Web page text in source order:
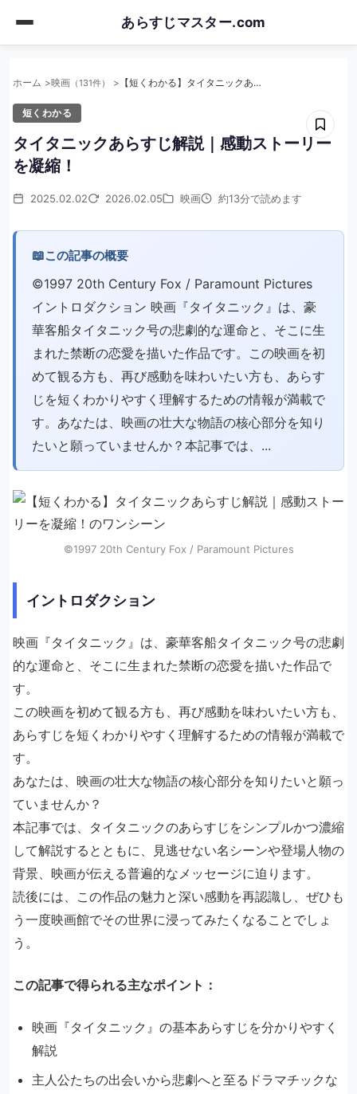
content
あらすじマスター.com
ホーム 映画 （131件） 【短くわかる】タイタニックあらすじ解説｜感動ストーリーを凝縮！
短くわかる
タイタニックあらすじ解説｜感動ストーリー
を凝縮！
2025.02.02 2026.02.05 映画 約13分で読めます
📖この記事の概要
©1997 20th Century Fox / Paramount Pictures
イントロダクション 映画『タイタニック』は、豪
華客船タイタニック号の悲劇的な運命と、そこに生
まれた禁断の恋愛を描いた作品です。この映画を初
めて観る方も、再び感動を味わいたい方も、あらす
じを短くわかりやすく理解するための情報が満載で
す。あなたは、映画の壮大な物語の核心部分を知り
たいと願っていませんか？本記事では、...
©1997 20th Century Fox / Paramount Pictures
イントロダクション
映画『タイタニック』は、豪華客船タイタニック号の悲劇
的な運命と、そこに生まれた禁断の恋愛を描いた作品で
す。
この映画を初めて観る方も、再び感動を味わいたい方も、
あらすじを短くわかりやすく理解するための情報が満載で
す。
あなたは、映画の壮大な物語の核心部分を知りたいと願っ
ていませんか？
本記事では、タイタニックのあらすじをシンプルかつ濃縮
して解説するとともに、見逃せない名シーンや登場人物の
背景、映画が伝える普遍的なメッセージに迫ります。
読後には、この作品の魅力と深い感動を再認識し、ぜひも
う一度映画館でその世界に浸ってみたくなることでしょ
う。
この記事で得られる主なポイント：
映画『タイタニック』の基本あらすじを分かりやすく
解説
主人公たちの出会いから悲劇へと至るドラマチックな